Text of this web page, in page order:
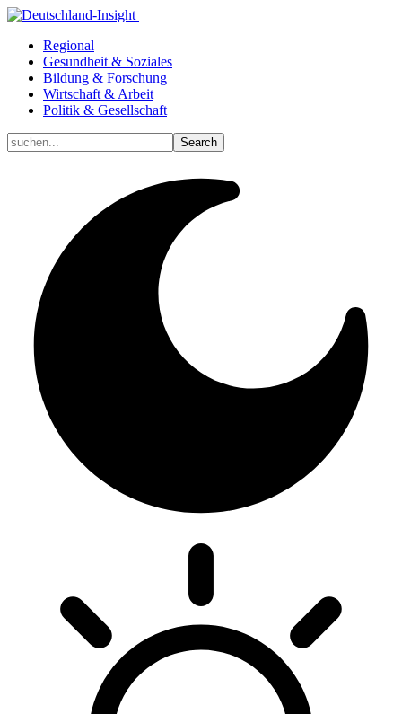
Regional
Gesundheit & Soziales
Bildung & Forschung
Wirtschaft & Arbeit
Politik & Gesellschaft